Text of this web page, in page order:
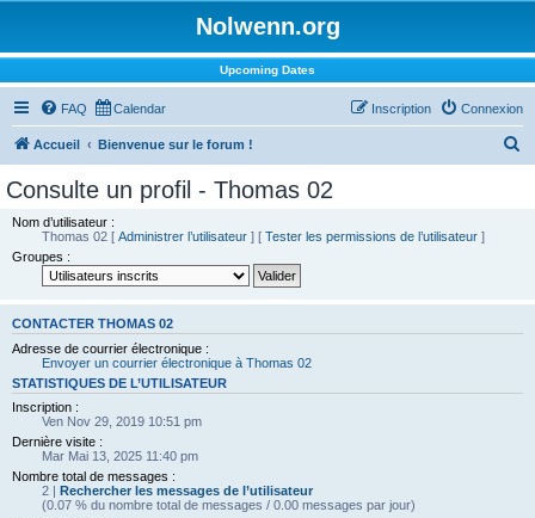
Nolwenn.org
Upcoming Dates
FAQ Calendar Connexion
Inscription
Accueil Bienvenue sur le forum !
Consulte un profil - Thomas 02
Nom d’utilisateur :
Thomas 02 [ Administrer l’utilisateur ] [ Tester les permissions de l’utilisateur ]
Groupes :
CONTACTER THOMAS 02
Adresse de courrier électronique :
Envoyer un courrier électronique à Thomas 02
STATISTIQUES DE L’UTILISATEUR
Inscription :
Ven Nov 29, 2019 10:51 pm
Dernière visite :
Mar Mai 13, 2025 11:40 pm
Nombre total de messages :
2 | Rechercher les messages de l’utilisateur
(0.07 % du nombre total de messages / 0.00 messages par jour)